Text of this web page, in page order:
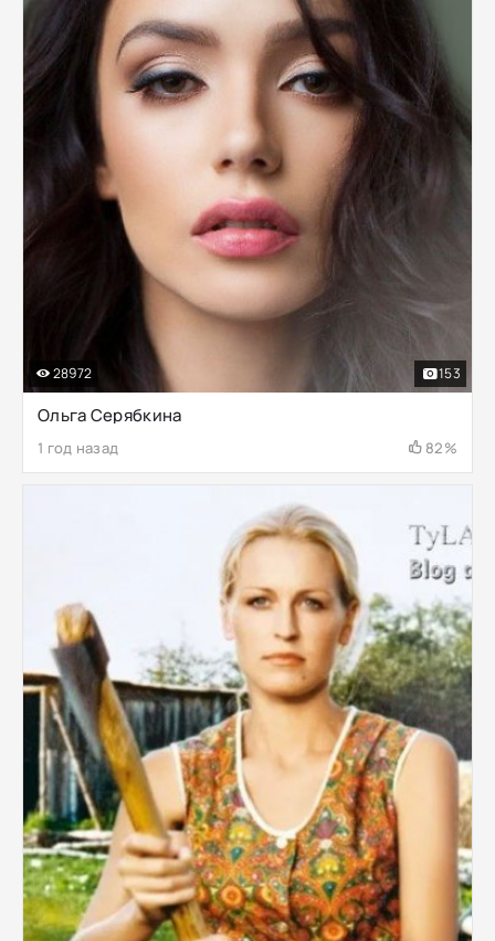
Ольга Серябкина
1 год назад 82%
28972 153